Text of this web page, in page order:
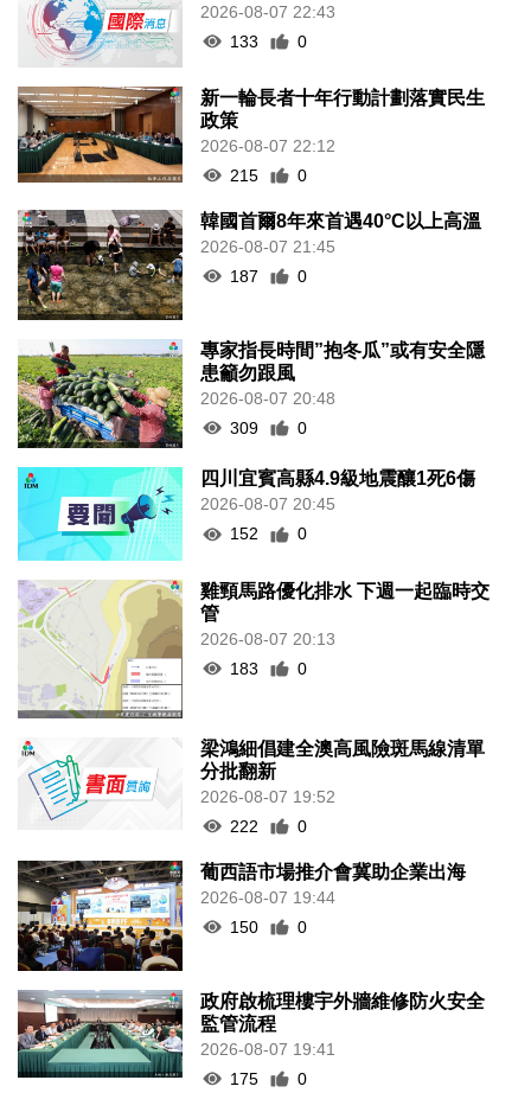
2026-08-07 22:43
133
0
新一輪長者十年行動計劃落實民生
政策
2026-08-07 22:12
215
0
韓國首爾8年來首遇40°C以上高溫
2026-08-07 21:45
187
0
專家指長時間”抱冬瓜”或有安全隱
患籲勿跟風
2026-08-07 20:48
309
0
四川宜賓高縣4.9級地震釀1死6傷
2026-08-07 20:45
152
0
雞頸馬路優化排水 下週一起臨時交
管
2026-08-07 20:13
183
0
梁鴻細倡建全澳高風險斑馬線清單
分批翻新
2026-08-07 19:52
222
0
葡西語市場推介會冀助企業出海
2026-08-07 19:44
150
0
政府啟梳理樓宇外牆維修防火安全
監管流程
2026-08-07 19:41
175
0